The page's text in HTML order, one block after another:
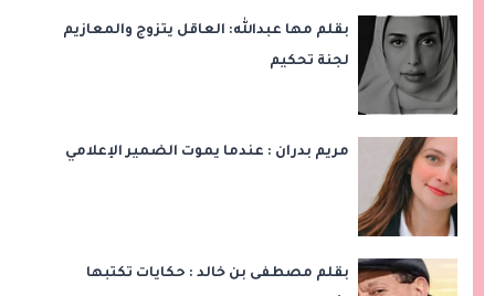
بقلم مها عبدالله: العاقل يتزوج والمعازيم
لجنة تحكيم
مريم بدران : عندما يموت الضمير الإعلامي
بقلم مصطفى بن خالد : حكايات تكتبها